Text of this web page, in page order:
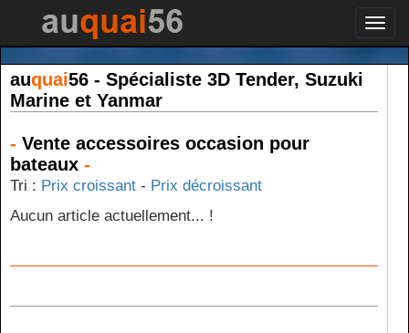
auquai56 - Spécialiste 3D Tender, Suzuki
Marine et Yanmar
- Vente accessoires occasion pour
bateaux -
Tri : Prix croissant - Prix décroissant
Aucun article actuellement... !